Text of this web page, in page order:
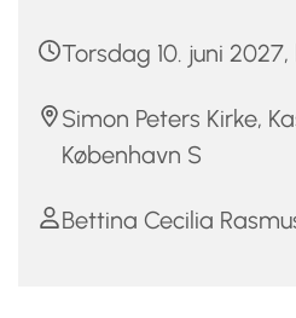
Torsdag 10. juni 2027,
Simon Peters Kirke,
København S
Bettina Cecilia